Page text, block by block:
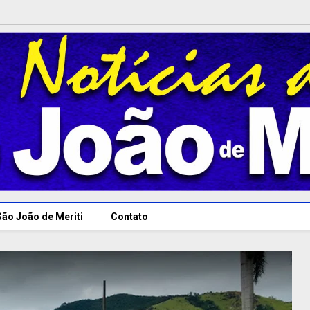
João de Meriti Contato